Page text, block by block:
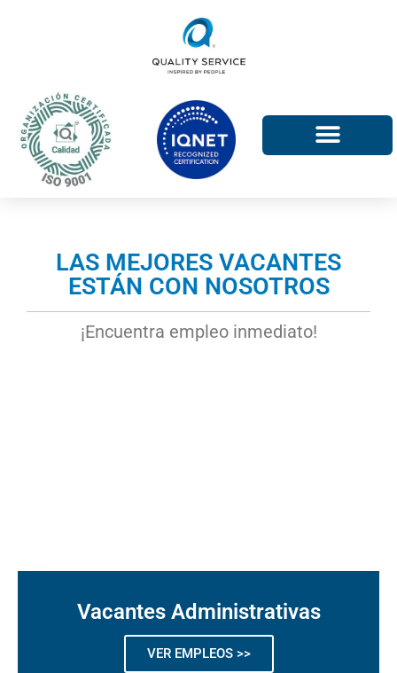
LAS MEJORES VACANTES
ESTÁN CON NOSOTROS
¡Encuentra empleo inmediato!
Vacantes Administrativas
VER EMPLEOS >>